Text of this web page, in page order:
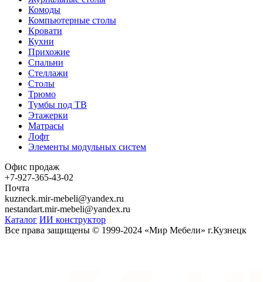
Комоды
Компьютерные столы
Кровати
Кухни
Прихожие
Спальни
Стеллажи
Столы
Трюмо
Тумбы под ТВ
Этажерки
Матрасы
Лофт
Элементы модульных систем
Офис продаж
+7-927-365-43-02
Почта
kuzneck.mir-mebeli@yandex.ru
nestandart.mir-mebeli@yandex.ru
Каталог ИИ конструктор
Все права защищены © 1999-2024 «Мир Мебели» г.Кузнецк